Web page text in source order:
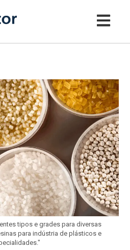
tipos e grades para diversas
para indústria de plásticos e